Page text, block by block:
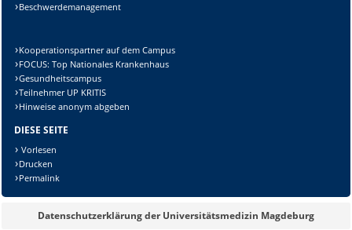
Beschwerdemanagement
Kooperationspartner auf dem Campus
FOCUS: Top Nationales Krankenhaus
Gesundheitscampus
Teilnehmer UP KRITIS
Hinweise anonym abgeben
DIESE SEITE
Vorlesen
Drucken
Permalink
Datenschutzerklärung der Universitätsmedizin Magdeburg